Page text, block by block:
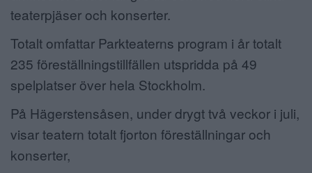
teaterpjäser och konserter.
Totalt omfattar Parkteaterns program i år totalt
235 föreställningstillfällen utspridda på 49
spelplatser över hela Stockholm.
På Hägerstensåsen, under drygt två veckor i juli,
visar teatern totalt fjorton föreställningar och
konserter,